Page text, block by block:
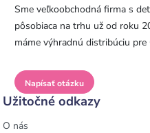
Sme veľkoobchodná firma s
pôsobiaca na trhu už od roku
máme výhradnú distribúciu pre
Napísať otázku
Užitočné odkazy
O nás